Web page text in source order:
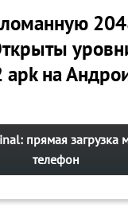
apk на
прямая загрузка
телефон